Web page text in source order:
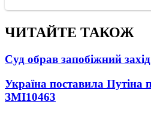
ЧИТАЙТЕ ТАКОЖ
Суд обрав запобіжний
Україна поставила Путіна
ЗМІ10463